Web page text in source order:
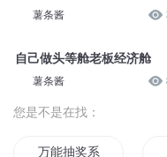
薯条酱
自己做头等舱老板经济舱
薯条酱
您是不是在找：
万能抽奖系统